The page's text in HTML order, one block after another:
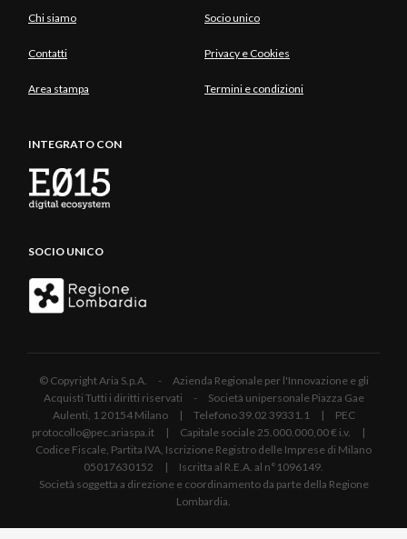
Chi siamo Socio unico
Contatti Privacy e Cookies
Area stampa Termini e condizioni
INTEGRATO CON
SOCIO UNICO
© Copyright Aria S.p.A. - Azienda Regionale per l'Innovazione e gli
Acquisti Tutti i diritti riservati - Società unipersonale Piazza Gae
Aulenti, 1 20154 Milano | Telefono 39.02 39331.1 | PEC
protocollo@pec.ariaspa.it | Capitale sociale 25.000.000,00 € i.v. |
Codice Fiscale, Partita IVA, Iscrizione Registro delle Imprese di Milano
05017630152 | Iscritta al R.E.A. al n°1096149.
Società soggetta a direzione e coordinamento da parte della Regione
Lombardia.